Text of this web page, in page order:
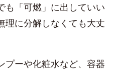
も「可燃」に出していい
理に分解しなくても大丈
プーや化粧水など、容器